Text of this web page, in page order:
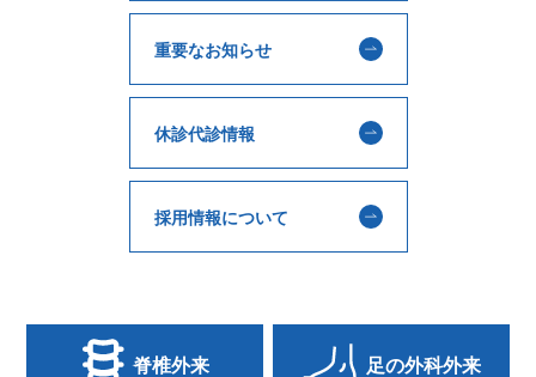
重要なお知らせ
休診代診情報
採用情報について
脊椎外来 足の外科外来